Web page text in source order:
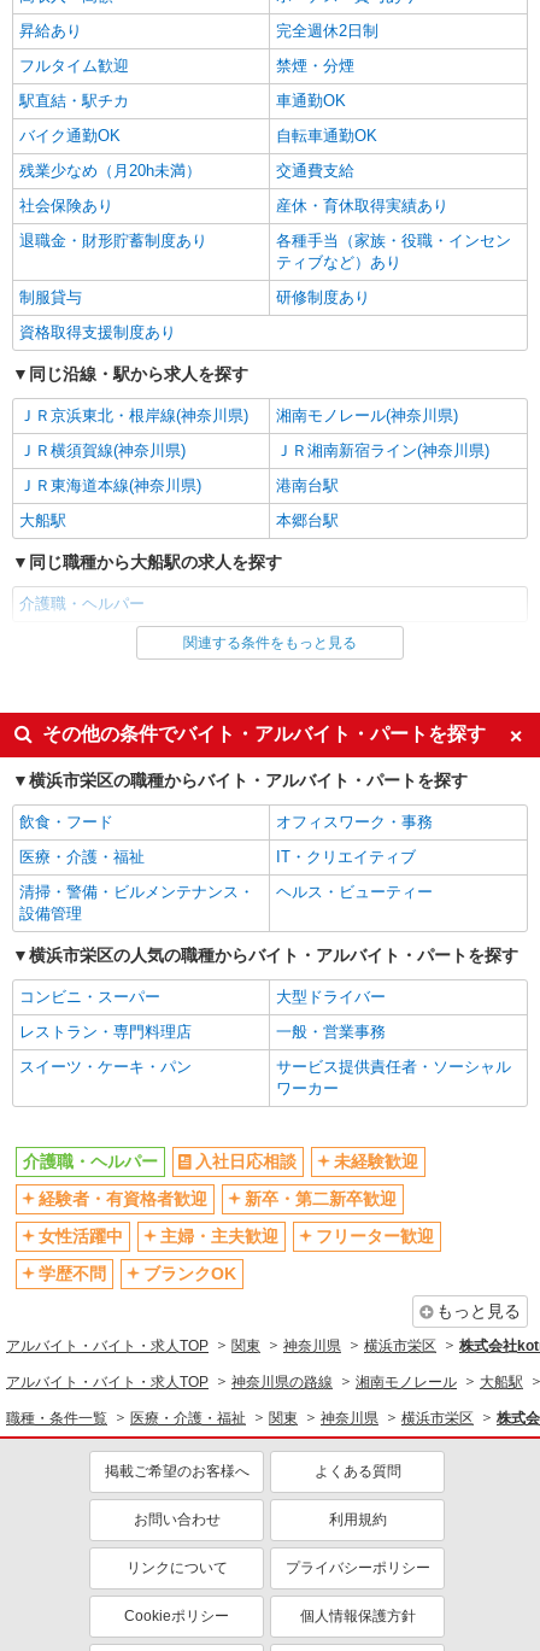
昇給あり
完全週休2日制
フルタイム歓迎
禁煙・分煙
駅直結・駅チカ
車通勤OK
バイク通勤OK
自転車通勤OK
残業少なめ（月20h未満）
交通費支給
社会保険あり
産休・育休取得実績あり
退職金・財形貯蓄制度あり
各種手当（家族・役職・インセン
ティブなど）あり
制服貸与
研修制度あり
資格取得支援制度あり
同じ沿線・駅から求人を探す
ＪＲ京浜東北・根岸線(神奈川県)
湘南モノレール(神奈川県)
ＪＲ横須賀線(神奈川県)
ＪＲ湘南新宿ライン(神奈川県)
ＪＲ東海道本線(神奈川県)
港南台駅
大船駅
本郷台駅
同じ職種から大船駅の求人を探す
介護職・ヘルパー
同じ雇用形態から大船駅の求人を探す
同じ特徴から大船駅の求人を探す
入社日応相談
未経験歓迎
経験者・有資格者歓迎
新卒・第二新卒歓迎
女性活躍中
主婦・主夫歓迎
フリーター歓迎
学歴不問
ブランクOK
エルダー（50代～）活躍中
シニア（60代～）活躍中
高収入・高額
ボーナス・賞与あり
昇給あり
完全週休2日制
フルタイム歓迎
禁煙・分煙
車通勤OK
残業少なめ（月20h未満）
交通費支給
社会保険あり
産休・育休取得実績あり
退職金・財形貯蓄制度あり
各種手当（家族・役職・インセン
ティブなど）あり
制服貸与
同じ職種から求人を探す
介護職・ヘルパー
同じ特徴から求人を探す
ミドル（40代～）活躍中
ボーナス・賞与あり
交通費支給
社会保険あり
産休・育休取得実績あり
関連する条件をもっと見る
その他の条件でバイト・アルバイト・パートを探す
横浜市栄区の職種からバイト・アルバイト・パートを探す
飲食・フード
オフィスワーク・事務
医療・介護・福祉
IT・クリエイティブ
清掃・警備・ビルメンテナンス・
設備管理
ヘルス・ビューティー
横浜市栄区の人気の職種からバイト・アルバイト・パートを探す
コンビニ・スーパー
大型ドライバー
レストラン・専門料理店
一般・営業事務
スイーツ・ケーキ・パン
サービス提供責任者・ソーシャル
ワーカー
介護職・ヘルパー 入社日応相談
未経験歓迎
経験者・有資格者歓迎
新卒・第二新卒歓迎
女性活躍中
主婦・主夫歓迎
フリーター歓迎
学歴不問
ブランクOK
もっと見る
アルバイト・バイト・求人TOP 関東 神奈川県 横浜市栄区 株式会社
アルバイト・バイト・求人TOP 神奈川県の路線 湘南モノレール 大船駅
職種・条件一覧 医療・介護・福祉 関東 神奈川県 横浜市栄区 株式
掲載ご希望のお客様へ よくある質問
お問い合わせ 利用規約
リンクについて プライバシーポリシー
Cookieポリシー 個人情報保護方針